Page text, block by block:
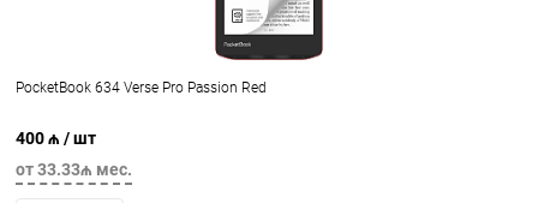
PocketBook 634 Verse Pro Passion Red
400 ₼ / шт
от 33.33₼ мес.